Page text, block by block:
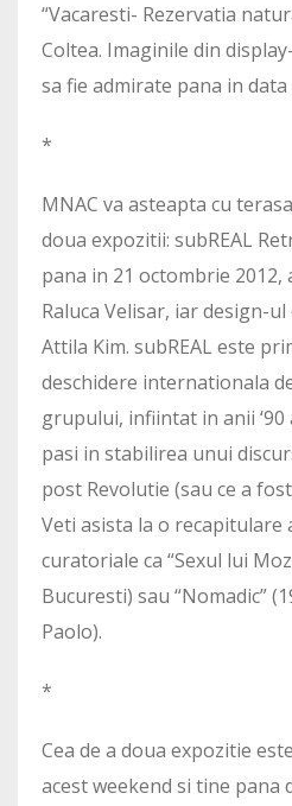
“Vacaresti- Rezervatia
Coltea. Imaginile din
sa fie admirate pana in data
*
MNAC va asteapta cu
doua expozitii: subREAL
pana in 21 octombrie 2012,
Raluca Velisar, iar design-
Attila Kim. subREAL este
deschidere internationala
grupului, infiintat in anii
pasi in stabilirea unui
post Revolutie (sau ce a
Veti asista la o recapitulare
curatoriale ca “Sexul lui
Bucuresti) sau “Nomadic”
Paolo).
*
Cea de a doua expozitie
acest weekend si tine pana